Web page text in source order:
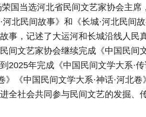
国当选河北省民间文艺家协会主
河北民间故事》和《长城·河北民间
事，记述了大运河和长城沿线人
间文艺家协会继续完成《中国民间
2025年完成《中国民间文学大系·
》《中国民间文学大系·神话·河北
全社会共同参与民间文艺的发掘、